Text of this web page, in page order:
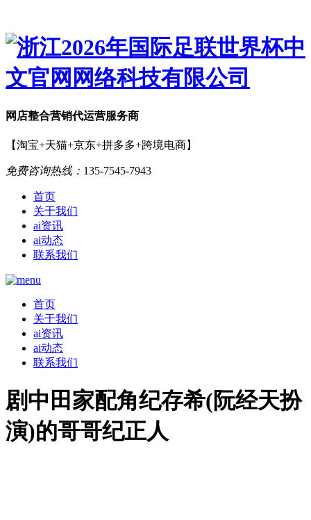
网店整合营销代运营服务商
【淘宝+天猫+京东+拼多多+跨境电商】
免费咨询热线： 135-7545-7943
首页
关于我们
ai资讯
ai动态
联系我们
首页
关于我们
ai资讯
ai动态
联系我们
剧中田家配角纪存希(阮经天扮
演)的哥哥纪正人